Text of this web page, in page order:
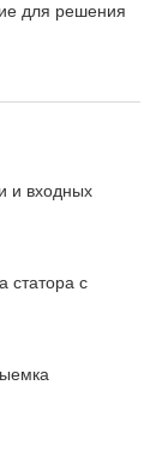
для решения
и входных
статора с